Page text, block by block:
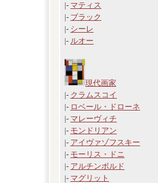
|- マティス
|- ブラック
|- シーレ
|- ルオー
現代画家
|- クラムスコイ
|- ロベール・ドローネ
|- マレーヴィチ
|- モンドリアン
|- アイヴァゾフスキー
|- モーリス・ドニ
|- アルチンボルド
|- マグリット